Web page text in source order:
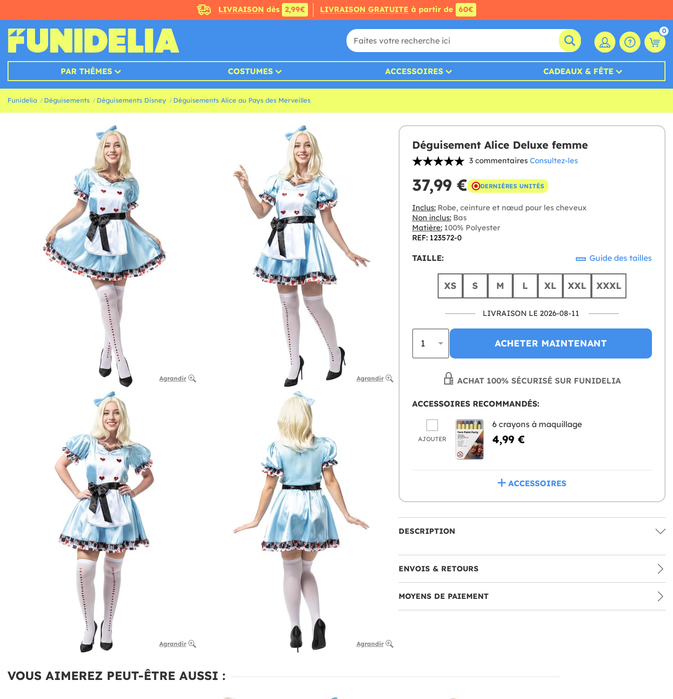
LIVRAISON dès 2,99€ LIVRAISON GRATUITE à partir de 60€
0
PAR THÈMES COSTUMES ACCESSOIRES CADEAUX & FÊTE
Funidelia Déguisements Déguisements Disney Déguisements Alice au Pays des Merveilles
Agrandir Agrandir
Agrandir Agrandir
Déguisement Alice Deluxe femme
3 commentaires Consultez-les
37,99 € DERNIÈRES UNITÉS
Inclus:Robe, ceinture et nœud pour les cheveux
Non inclus:Bas
Matière:100% Polyester
REF: 123572-0
TAILLE: Guide des tailles
XS S M L XL XXL XXXL
LIVRAISON LE 2026-08-11
ACHETER MAINTENANT
ACHAT 100% SÉCURISÉ SUR FUNIDELIA
ACCESSOIRES RECOMMANDÉS:
AJOUTER
6 crayons à maquillage
4,99 €
ACCESSOIRES
DESCRIPTION
ENVOIS & RETOURS
MOYENS DE PAIEMENT
VOUS AIMEREZ PEUT-ÊTRE AUSSI :